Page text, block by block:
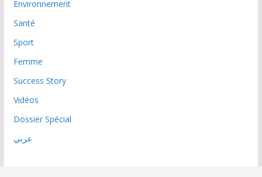
Environnement
Santé
Sport
Femme
Success Story
Vidéos
Dossier Spécial
عربي